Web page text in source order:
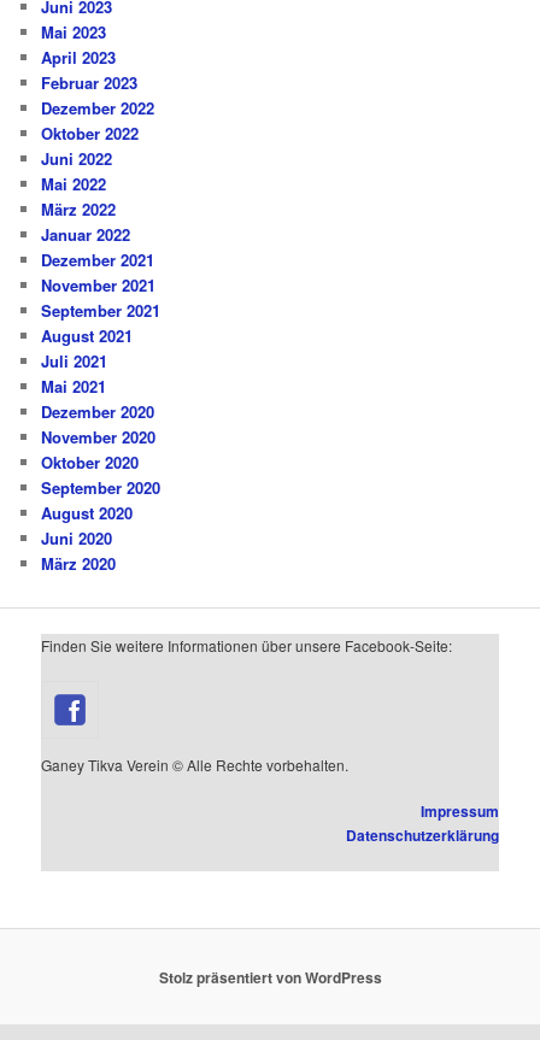
Juni 2023
Mai 2023
April 2023
Februar 2023
Dezember 2022
Oktober 2022
Juni 2022
Mai 2022
März 2022
Januar 2022
Dezember 2021
November 2021
September 2021
August 2021
Juli 2021
Mai 2021
Dezember 2020
November 2020
Oktober 2020
September 2020
August 2020
Juni 2020
März 2020
Finden Sie weitere Informationen über unsere Facebook-Seite:
Ganey Tikva Verein © Alle Rechte vorbehalten.
Impressum
Datenschutzerklärung
Stolz präsentiert von WordPress